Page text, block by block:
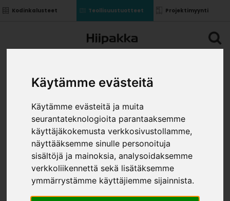
Käytämme evästeitä
Käytämme evästeitä ja muita
seurantateknologioita parantaaksemme
käyttäjäkokemusta verkkosivustollamme,
näyttääksemme sinulle personoituja
sisältöjä ja mainoksia, analysoidaksemme
verkkoliikennettä sekä lisätäksemme
ymmärrystämme käyttäjiemme sijainnista.
Kodinkalusteet Teollisuustuotteet Projektimyynti